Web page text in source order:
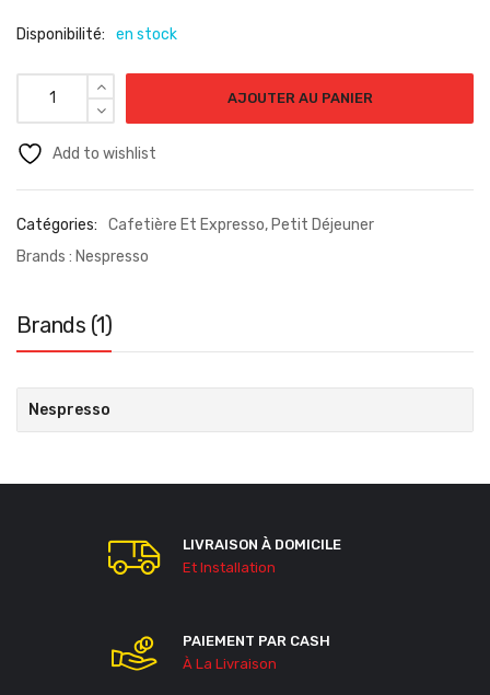
Disponibilité: en stock
AJOUTER AU PANIER
Add to wishlist
Catégories: Cafetière Et Expresso, Petit Déjeuner
Brands : Nespresso
Brands (1)
Nespresso
LIVRAISON À DOMICILE
Et Installation
PAIEMENT PAR CASH
À La Livraison